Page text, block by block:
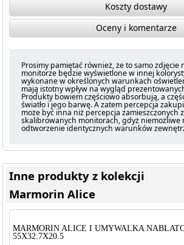
Koszty dostawy
Oceny i komentarze
Prosimy pamiętać również, że to samo zdjęcie
monitorze będzie wyświetlone w innej
wykonane w określonych warunkach
mają istotny wpływ na wygląd
Produkty bowiem częściowo absorbują, a
światło i jego barwę. A zatem percepcja
może być inna niż percepcja zamieszczonych
skalibrowanych monitorach, gdyż niemożliwe
odtworzenie identycznych warunków
Inne produkty z kolekcji
Marmorin Alice
MARMORIN ALICE I UMYWALKA
55X32.7X20.5